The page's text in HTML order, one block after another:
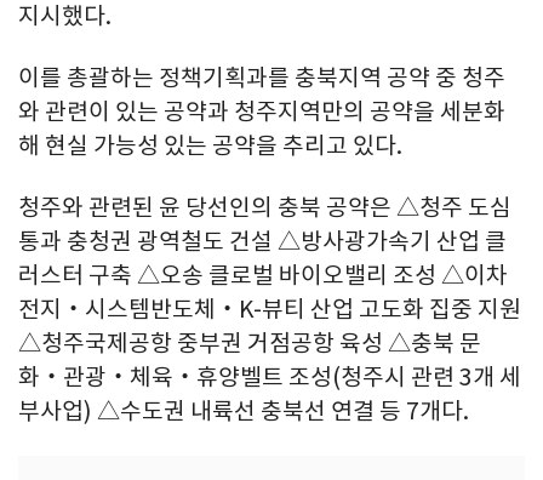
지시했다.
이를 총괄하는 정책기획과를 충북지역 공약 중 청주
와 관련이 있는 공약과 청주지역만의 공약을 세분화
해 현실 가능성 있는 공약을 추리고 있다.
청주와 관련된 윤 당선인의 충북 공약은 △청주 도심
통과 충청권 광역철도 건설 △방사광가속기 산업 클
러스터 구축 △오송 클로벌 바이오밸리 조성 △이차
전지‧시스템반도체‧K-뷰티 산업 고도화 집중 지원
△청주국제공항 중부권 거점공항 육성 △충북 문
화‧관광‧체육‧휴양벨트 조성(청주시 관련 3개 세
부사업) △수도권 내륙선 충북선 연결 등 7개다.